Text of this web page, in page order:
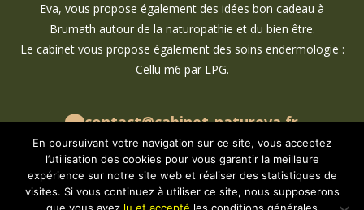
Eva, vous propose également des idées bon cadeau à
Brumath autour de la naturopathie et du bien être.
Le cabinet vous propose également des soins endermologie :
Cellu m6 par LPG.
contact@cabinet-natureva.fr
07 69 29 99 59
cabinet.natureva
cabinet_natureva
En poursuivant votre navigation sur ce site, vous acceptez
l’utilisation des cookies pour vous garantir la meilleure
expérience sur notre site web et réaliser des statistiques de
visites. Si vous continuez à utiliser ce site, nous supposerons